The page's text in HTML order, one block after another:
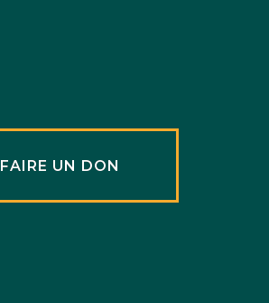
FAIRE UN DON